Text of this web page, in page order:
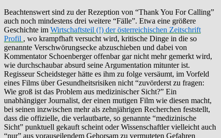
Beachtenswert sind zu der Rezeption von “Thank You For Calling”
auch noch mindestens drei weitere “Fälle”. Etwa eine größere
Geschichte im Wirtschaftsteil (!) der österreichischen Zeitschrift
Profil , wo krampfhaft versucht wird, kritische Dinge in die so
genannte Verschwörungsecke abzuschieben und dabei von
Kommentator Schoenberger offenbar gar nicht mehr gemerkt wird,
wie durchschaubar absurd seine Argumentation mitunter ist.
Regisseur Scheidsteger hätte es ihm zu folge versäumt, im Vorfeld
eines Films über Gesundheitsrisiken nicht “zuvörderst zu fragen:
Wie groß ist das Problem aus medizinischer Sicht?” Ein
unabhängiger Journalist, der einen mutigen Film wie diesen macht,
bei seinen inzwischen mehr als zehnjährigen Recherchen feststellt,
dass die offizielle, die verlautbarte, so genannte “medizinische
Sicht” punktuell gekauft scheint oder Wissenschaftler vielleicht auch
“nur” aus vorauseilendem Gehorsam zu vermuteten Gefahren